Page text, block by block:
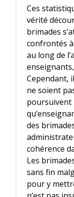
Ces
vérité
brimades
confrontés
au long de
Cependant,
ne soient
poursuivent
des
cohérence
Les
sans fin
pour y